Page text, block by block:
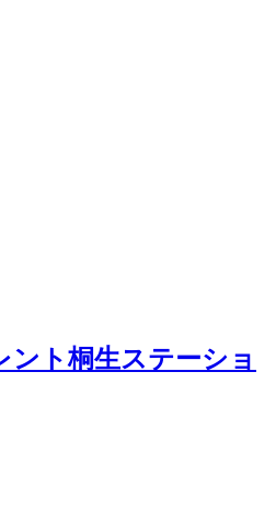
ント桐生ステーショ